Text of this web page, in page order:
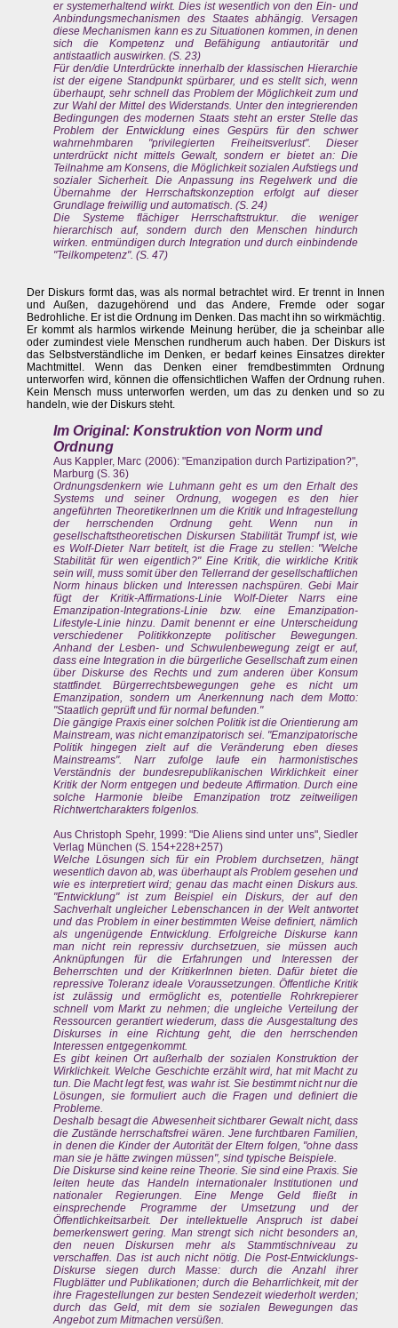
er systemerhaltend wirkt. Dies ist wesentlich von den Ein- und
Anbindungsmechanismen des Staates abhängig. Versagen
diese Mechanismen kann es zu Situationen kommen, in denen
sich die Kompetenz und Befähigung antiautoritär und
antistaatlich auswirken. (S. 23)
Für den/die Unterdrückte innerhalb der klassischen Hierarchie
ist der eigene Standpunkt spürbarer, und es stellt sich, wenn
überhaupt, sehr schnell das Problem der Möglichkeit zum und
zur Wahl der Mittel des Widerstands. Unter den integrierenden
Bedingungen des modernen Staats steht an erster Stelle das
Problem der Entwicklung eines Gespürs für den schwer
wahrnehmbaren "privilegierten Freiheitsverlust". Dieser
unterdrückt nicht mittels Gewalt, sondern er bietet an: Die
Teilnahme am Konsens, die Möglichkeit sozialen Aufstiegs und
sozialer Sicherheit. Die Anpassung ins Regelwerk und die
Übernahme der Herrschaftskonzeption erfolgt auf dieser
Grundlage freiwillig und automatisch. (S. 24)
Die Systeme flächiger Herrschaftstruktur. die weniger
hierarchisch auf, sondern durch den Menschen hindurch
wirken. entmündigen durch Integration und durch einbindende
"Teilkompetenz". (S. 47)
Der Diskurs formt das, was als normal betrachtet wird. Er trennt in Innen
und Außen, dazugehörend und das Andere, Fremde oder sogar
Bedrohliche. Er ist die Ordnung im Denken. Das macht ihn so wirkmächtig.
Er kommt als harmlos wirkende Meinung herüber, die ja scheinbar alle
oder zumindest viele Menschen rundherum auch haben. Der Diskurs ist
das Selbstverständliche im Denken, er bedarf keines Einsatzes direkter
Machtmittel. Wenn das Denken einer fremdbestimmten Ordnung
unterworfen wird, können die offensichtlichen Waffen der Ordnung ruhen.
Kein Mensch muss unterworfen werden, um das zu denken und so zu
handeln, wie der Diskurs steht.
Im Original: Konstruktion von Norm und
Ordnung
Aus Kappler, Marc (2006): "Emanzipation durch Partizipation?",
Marburg (S. 36)
Ordnungsdenkern wie Luhmann geht es um den Erhalt des
Systems und seiner Ordnung, wogegen es den hier
angeführten TheoretikerInnen um die Kritik und Infragestellung
der herrschenden Ordnung geht. Wenn nun in
gesellschaftstheoretischen Diskursen Stabilität Trumpf ist, wie
es Wolf-Dieter Narr betitelt, ist die Frage zu stellen: "Welche
Stabilität für wen eigentlich?" Eine Kritik, die wirkliche Kritik
sein will, muss somit über den Tellerrand der gesellschaftlichen
Norm hinaus blicken und Interessen nachspüren. Gebi Mair
fügt der Kritik-Affirmations-Linie Wolf-Dieter Narrs eine
Emanzipation-Integrations-Linie bzw. eine Emanzipation-
Lifestyle-Linie hinzu. Damit benennt er eine Unterscheidung
verschiedener Politikkonzepte politischer Bewegungen.
Anhand der Lesben- und Schwulenbewegung zeigt er auf,
dass eine Integration in die bürgerliche Gesellschaft zum einen
über Diskurse des Rechts und zum anderen über Konsum
stattfindet. Bürgerrechtsbewegungen gehe es nicht um
Emanzipation, sondern um Anerkennung nach dem Motto:
"Staatlich geprüft und für normal befunden."
Die gängige Praxis einer solchen Politik ist die Orientierung am
Mainstream, was nicht emanzipatorisch sei. "Emanzipatorische
Politik hingegen zielt auf die Veränderung eben dieses
Mainstreams". Narr zufolge laufe ein harmonistisches
Verständnis der bundesrepublikanischen Wirklichkeit einer
Kritik der Norm entgegen und bedeute Affirmation. Durch eine
solche Harmonie bleibe Emanzipation trotz zeitweiligen
Richtwertcharakters folgenlos.
Aus Christoph Spehr, 1999: "Die Aliens sind unter uns", Siedler
Verlag München (S. 154+228+257)
Welche Lösungen sich für ein Problem durchsetzen, hängt
wesentlich davon ab, was überhaupt als Problem gesehen und
wie es interpretiert wird; genau das macht einen Diskurs aus.
"Entwicklung" ist zum Beispiel ein Diskurs, der auf den
Sachverhalt ungleicher Lebenschancen in der Welt antwortet
und das Problem in einer bestimmten Weise definiert, nämlich
als ungenügende Entwicklung. Erfolgreiche Diskurse kann
man nicht rein repressiv durchsetzuen, sie müssen auch
Anknüpfungen für die Erfahrungen und Interessen der
Beherrschten und der KritikerInnen bieten. Dafür bietet die
repressive Toleranz ideale Voraussetzungen. Öffentliche Kritik
ist zulässig und ermöglicht es, potentielle Rohrkrepierer
schnell vom Markt zu nehmen; die ungleiche Verteilung der
Ressourcen gerantiert wiederum, dass die Ausgestaltung des
Diskurses in eine Richtung geht, die den herrschenden
Interessen entgegenkommt.
Es gibt keinen Ort außerhalb der sozialen Konstruktion der
Wirklichkeit. Welche Geschichte erzählt wird, hat mit Macht zu
tun. Die Macht legt fest, was wahr ist. Sie bestimmt nicht nur die
Lösungen, sie formuliert auch die Fragen und definiert die
Probleme.
Deshalb besagt die Abwesenheit sichtbarer Gewalt nicht, dass
die Zustände herrschaftsfrei wären. Jene furchtbaren Familien,
in denen die Kinder der Autorität der Eltern folgen, "ohne dass
man sie je hätte zwingen müssen", sind typische Beispiele.
Die Diskurse sind keine reine Theorie. Sie sind eine Praxis. Sie
leiten heute das Handeln internationaler Institutionen und
nationaler Regierungen. Eine Menge Geld fließt in
einsprechende Programme der Umsetzung und der
Öffentlichkeitsarbeit. Der intellektuelle Anspruch ist dabei
bemerkenswert gering. Man strengt sich nicht besonders an,
den neuen Diskursen mehr als Stammtischniveau zu
verschaffen. Das ist auch nicht nötig. Die Post-Entwicklungs-
Diskurse siegen durch Masse: durch die Anzahl ihrer
Flugblätter und Publikationen; durch die Beharrlichkeit, mit der
ihre Fragestellungen zur besten Sendezeit wiederholt werden;
durch das Geld, mit dem sie sozialen Bewegungen das
Angebot zum Mitmachen versüßen.